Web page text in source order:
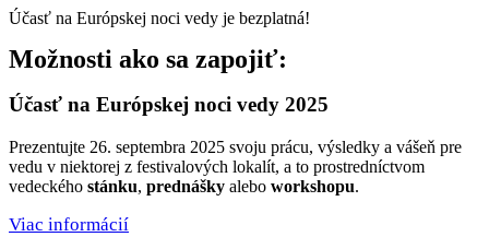
Účasť na Európskej noci vedy je bezplatná!
Možnosti ako sa zapojiť:
Účasť na Európskej noci vedy 2025
Prezentujte 26. septembra 2025 svoju prácu, výsledky a vášeň pre
vedu v niektorej z festivalových lokalít, a to prostredníctvom
vedeckého stánku, prednášky alebo workshopu.
Viac informácií